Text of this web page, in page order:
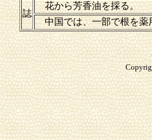
誌
花から芳香油を採る。
中国では、一部で根を薬